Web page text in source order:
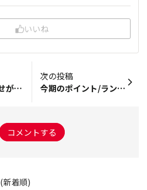
いいね
意外な組み合わせが見つかるかも？まぜマヨ診断をやってみよう！
次の投稿
今期のポイント/ランクのリセットまで残りわずか！ファンクラブでたのしかったことを教えて！
コメントする
(新着順)